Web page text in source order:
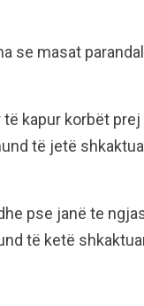
se masat
kapur korbët
të jetë
pse janë te
të ketë